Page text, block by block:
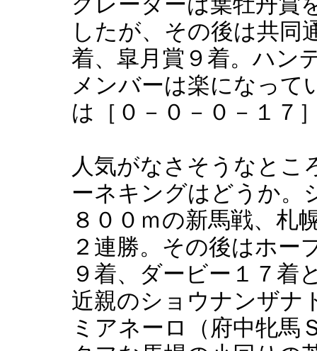
したが、その後は共同
着、皐月賞９着。ハン
メンバーは楽になって
は［０－０－０－１７
人気がなさそうなとこ
ーネキングはどうか。
８００ｍの新馬戦、札
２連勝。その後はホー
９着、ダービー１７着
近親のショウナンザナ
ミアネーロ（府中牝馬